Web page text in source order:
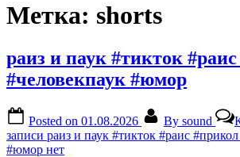
Метка: shorts
раиз и паук #тикток
#человекпаук #юмор
Posted on 01.08.2026 By sound
записи раиз и паук #тикток #раис
#юмор нет